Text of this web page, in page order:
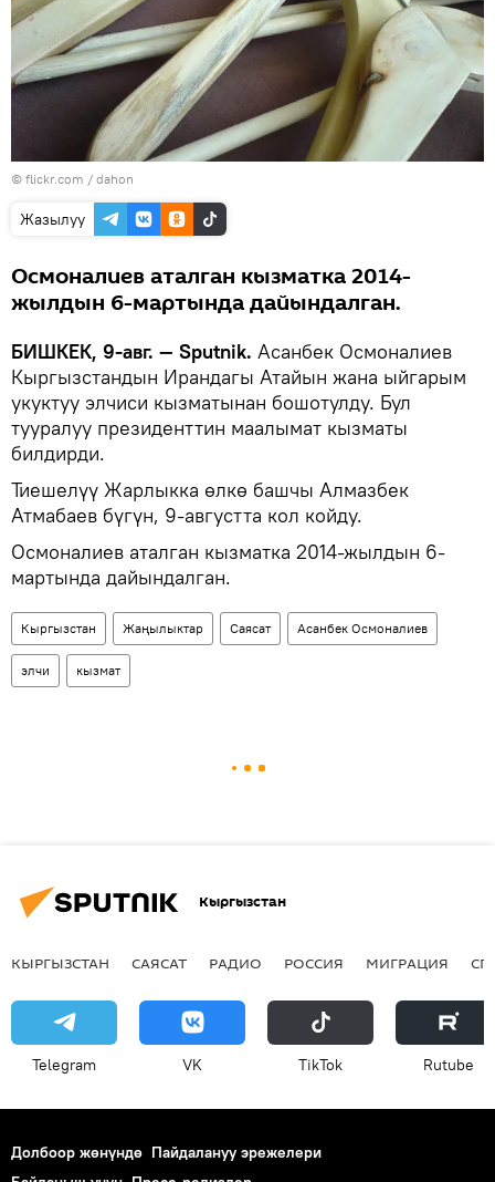
© flickr.com / dahon
Жазылуу
Осмоналиев аталган кызматка 2014-
жылдын 6-мартында дайындалган.
БИШКЕК, 9-авг. — Sputnik. Асанбек Осмоналиев
Кыргызстандын Ирандагы Атайын жана ыйгарым
укуктуу элчиcи кызматынан бошотулду. Бул
тууралуу президенттин маалымат кызматы
билдирди.
Тиешелүү Жарлыкка өлкө башчы Алмазбек
Атмабаев бүгүн, 9-августта кол койду.
Осмоналиев аталган кызматка 2014-жылдын 6-
мартында дайындалган.
Кыргызстан Жаңылыктар Саясат Асанбек Осмоналиев
элчи кызмат
Кыргызстан
КЫРГЫЗСТАН САЯСАТ РАДИО РОССИЯ МИГРАЦИЯ
Telegram VK ТikТоk Rutube
Долбоор жөнүндө Пайдалануу эрежелери